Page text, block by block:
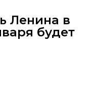
Ленина в
будет